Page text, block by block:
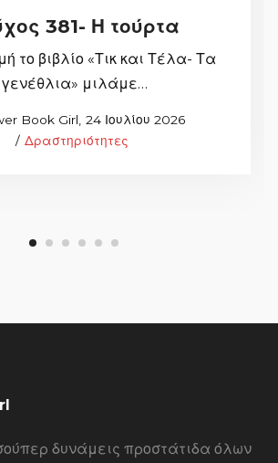
381- Η τούρτα
το βιβλίο «Τικ και Τέλα- Τα
γενέθλια» μιλάμε…
Book Girl Posted
on
24 Ιουλίου 2026
Posted
Δραστηριότητες
δυνάμεις προστάτιδα όλων